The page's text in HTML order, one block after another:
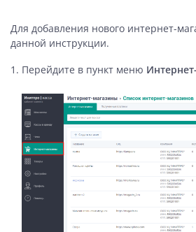
Для добавления нового интернет-
данной инструкции.
Перейдите в пункт меню